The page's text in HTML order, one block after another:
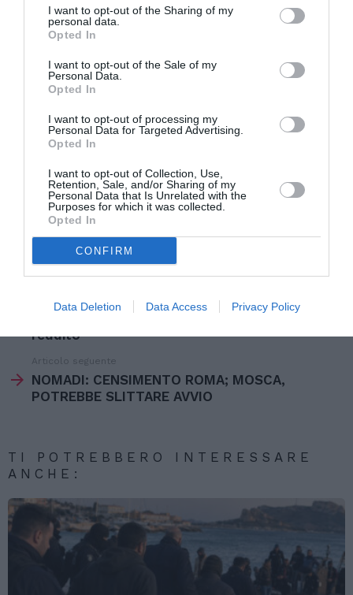
I want to opt-out of the Sharing of my
personal data.
Opted In
I want to opt-out of the Sale of my
Personal Data.
Opted In
I want to opt-out of processing my
Personal Data for Targeted Advertising.
Opted In
I want to opt-out of Collection, Use,
Retention, Sale, and/or Sharing of my
Personal Data that Is Unrelated with the
Purposes for which it was collected.
Opted In
CONFIRM
Data Deletion Data Access Privacy Policy
Soddisfatto il ministro dell’Interno, Roberto
Maroni. "E’ importante – ha osservato – che si
sia seguita la strada del confronto e del dialogo
che porterà, come avevo auspicato, alla
soluzione definitiva della questione del Centro
culturale islamico di Viale Jenner entro la fine di
reddito
Articolo seguente
NOMADI: CENSIMENTO ROMA; MOSCA,
POTREBBE SLITTARE AVVIO
TI POTREBBERO INTERESSARE
ANCHE: